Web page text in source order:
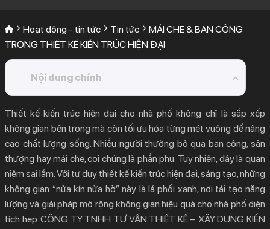
Hoạt động - tin tức Tin tức
MÁI CHE & BAN CÔNG
TRONG THIẾT KẾ KIẾN TRÚC HIỆN ĐẠI
Nội dung chính
Trong Nhà Phố
1.1. Mở Rộng Không Gian Sống Một Cách Hiệu Quả
1.2. Cải Thiện Vi Khí Hậu và Tiết Kiệm Năng Lượng
1.3. Nâng Cao Sức Khỏe Tinh Thần Cho Gia Chủ
2. Giải Pháp Thiết Kế Kiến Trúc Hiện Đại Cho
Không Gian Ngoài Trời
2.1. Thiết Kế Ban Công Đa Năng và Linh Hoạt
Thiết kế kiến trúc hiện đại cho nhà phố không chỉ là sắp xếp
không gian bên trong mà còn tối ưu hóa từng mét vuông để nâng
cao chất lượng sống. Nhiều người thường bỏ qua ban công, sân
thượng hay mái che, coi chúng là phần phụ. Tuy nhiên, đây là quan
niệm sai lầm. Với tư duy thiết kế kiến trúc hiện đại, sáng tạo, những
không gian “nửa kín nửa hở” này là lá phổi xanh, nơi tái tạo năng
lượng và giải pháp mở rộng không gian hiệu quả cho nhà phố diện
tích hẹp.CÔNG TY TNHH TƯ VẤN THIẾT KẾ – XÂY DỰNG KIẾN